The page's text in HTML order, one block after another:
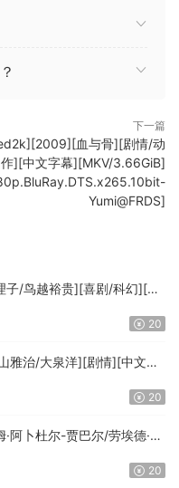
下一篇
血与骨][剧情/动
作][中文字幕][MKV/3.66GiB]
Yumi@FRDS]
/鸟越裕贵][喜剧/科幻][中
20
治/大泉洋][剧情][中文字
20
卜杜尔-贾巴尔/劳埃德·布
20